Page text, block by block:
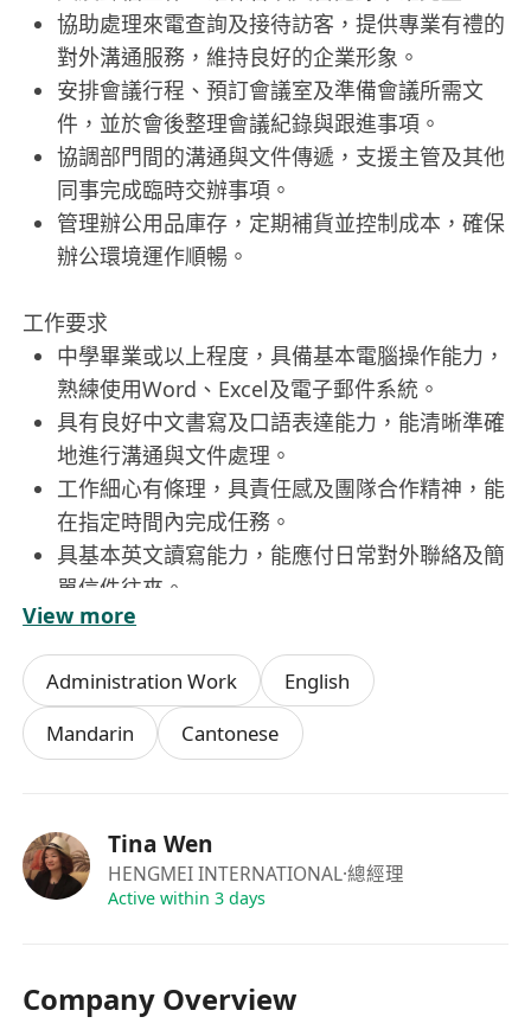
協助處理來電查詢及接待訪客，提供專業有禮的
對外溝通服務，維持良好的企業形象。
安排會議行程、預訂會議室及準備會議所需文
件，並於會後整理會議紀錄與跟進事項。
協調部門間的溝通與文件傳遞，支援主管及其他
同事完成臨時交辦事項。
管理辦公用品庫存，定期補貨並控制成本，確保
辦公環境運作順暢。
工作要求
中學畢業或以上程度，具備基本電腦操作能力，
熟練使用Word、Excel及電子郵件系統。
具有良好中文書寫及口語表達能力，能清晰準確
地進行溝通與文件處理。
工作細心有條理，具責任感及團隊合作精神，能
在指定時間內完成任務。
具基本英文讀寫能力，能應付日常對外聯絡及簡
單信件往來。
有相關祕書或行政工作經驗者優先考慮，歡迎應
屆畢業生申請。
福利
提供具競爭力的薪酬待遇，並根據個人表現享有
產假等合規假期安排。
公司為員工投保僱員補償保險及提供醫療保障計
良好工作氛圍，重視員工意見與工作生活平衡，
View more
Administration Work
English
Mandarin
Cantonese
Tina Wen
HENGMEI INTERNATIONAL·總經理
Active within 3 days
Company Overview